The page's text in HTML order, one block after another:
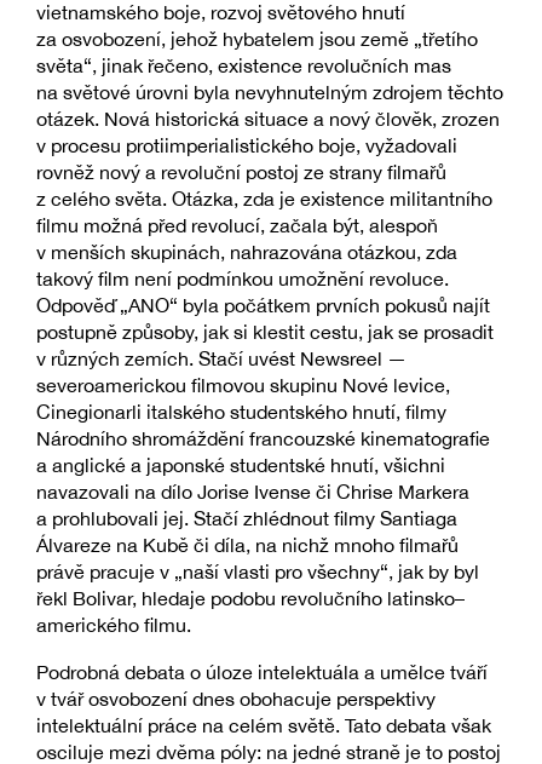
vietnamského boje, rozvoj světového hnutí
za osvobození, jehož hybatelem jsou země „třetího
světa“, jinak řečeno, existence revolučních mas
na světové úrovni byla nevyhnutelným zdrojem těchto
otázek. Nová historická situace a nový člověk, zrozen
v procesu protiimperialistického boje, vyžadovali
rovněž nový a revoluční postoj ze strany filmařů
z celého světa. Otázka, zda je existence militantního
filmu možná před revolucí, začala být, alespoň
v menších skupinách, nahrazována otázkou, zda
takový film není podmínkou umožnění revoluce.
Odpověď „ANO“ byla počátkem prvních pokusů najít
postupně způsoby, jak si klestit cestu, jak se prosadit
v různých zemích. Stačí uvést Newsreel —
severoamerickou filmovou skupinu Nové levice,
Cinegionarli italského studentského hnutí, filmy
Národního shromáždění francouzské kinematografie
a anglické a japonské studentské hnutí, všichni
navazovali na dílo Jorise Ivense či Chrise Markera
a prohlubovali jej. Stačí zhlédnout filmy Santiaga
Álvareze na Kubě či díla, na nichž mnoho filmařů
právě pracuje v „naší vlasti pro všechny“, jak by byl
řekl Bolivar, hledaje podobu revolučního latinsko–
amerického filmu.
Podrobná debata o úloze intelektuála a umělce tváří
v tvář osvobození dnes obohacuje perspektivy
intelektuální práce na celém světě. Tato debata však
osciluje mezi dvěma póly: na jedné straně je to postoj